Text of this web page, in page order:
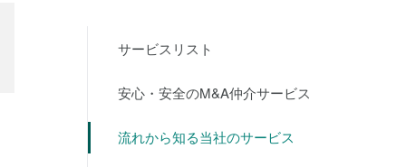
サービスリスト
安心・安全のM&A仲介サービス
流れから知る当社のサービス